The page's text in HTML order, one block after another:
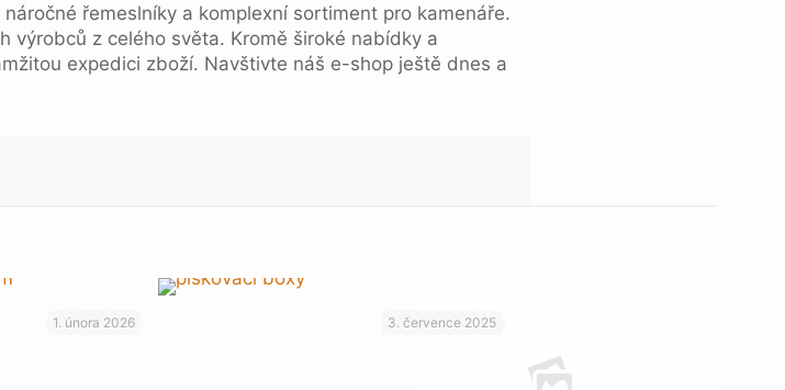
řemeslníky a komplexní sortiment pro kamenáře.
výrobců z celého světa. Kromě široké nabídky a
expedici zboží. Navštivte náš e-shop ještě dnes a
1. února 2026 3. července 2025